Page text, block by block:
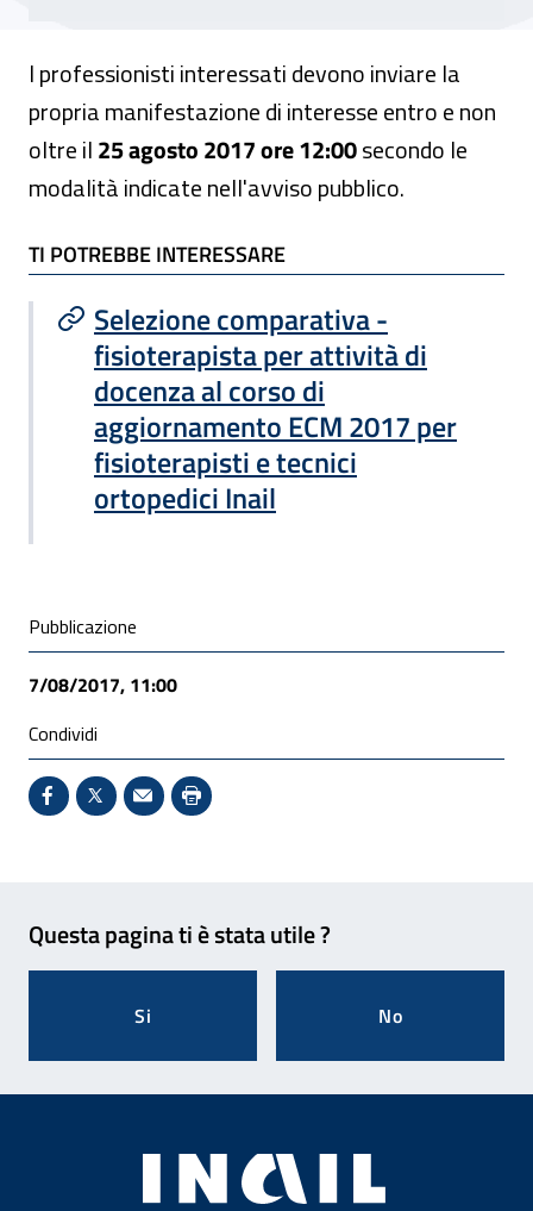
I professionisti interessati devono inviare la
propria manifestazione di interesse entro e non
oltre il25 agosto 2017 ore 12:00secondo le
modalità indicate nell'avviso pubblico.
TI POTREBBE INTERESSARE
TI POTREBBE INTERESSARE
Selezione comparativa -
fisioterapista per attività di
docenza al corso di
aggiornamento ECM 2017 per
fisioterapisti e tecnici
ortopedici Inail
Condivisione social
Pubblicazione
7/08/2017, 11:00
Condividi
Condividi su Facebook - Sito esterno - Apertura in
X - Sito esterno - Apertura in nuova finestra
Invio Mail: apre il programma di posta
Stampa pagina: scelta meno
Questa pagina ti è stata utile ?
Si No